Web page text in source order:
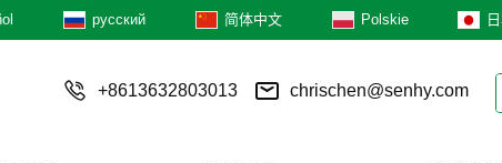
русский 简体中文 Polskie
+8613632803013 chrischen@senhy.com